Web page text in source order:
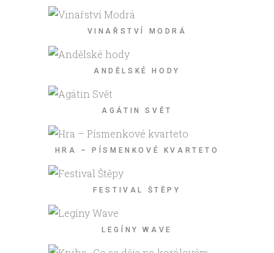
VINAŘSTVÍ MODRÁ
ANDĚLSKÉ HODY
AGÁTIN SVĚT
HRA – PÍSMENKOVÉ KVARTETO
FESTIVAL ŠTĚPY
LEGÍNY WAVE